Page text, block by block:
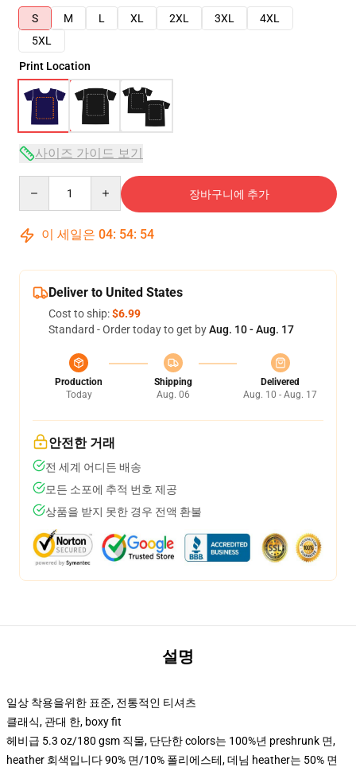
S
M L XL 2XL 3XL
4XL
5XL
Print Location
사이즈 가이드 보기
장바구니에 추가
이 세일은 04: 54: 53
Deliver to United States
Cost to ship:$6.99
Standard - Order today to get byAug. 10 - Aug. 17
Production
Today
Shipping
Aug. 06
Delivered
Aug. 10 - Aug. 17
안전한 거래
전 세계 어디든 배송
모든 소포에 추적 번호 제공
상품을 받지 못한 경우 전액 환불
설명
일상 착용을위한 표준, 전통적인 티셔츠
클래식, 관대 한, boxy fit
헤비급 5.3 oz/180 gsm 직물, 단단한 colors는 100%년 preshrunk 면,
heather 회색입니다 90% 면/10% 폴리에스테, 데님 heather는 50% 면